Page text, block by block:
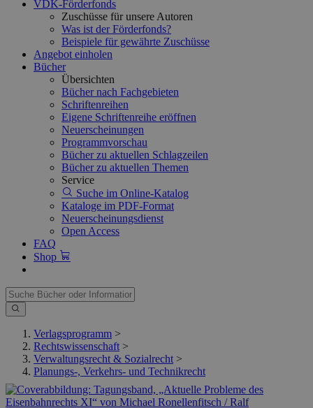
VDK-Förderfonds
Zuschüsse für unsere Autoren
Was ist der Förderfonds?
Beispiele für gewährte Zuschüsse
Angebot einholen
Bücher
Übersichten
Bücher nach Fachgebieten
Schriftenreihen
Eigene Schriftenreihe eröffnen
Neuerscheinungen
Programmvorschau
Bücher zu aktuellen Schlagzeilen
Bücher zu aktuellen Themen
Service
Suche im Online-Katalog
Kataloge im PDF-Format
Neuerscheinungsdienst
Open Access
FAQ
Shop
Verlagsprogramm >
Rechtswissenschaft >
Verwaltungsrecht & Sozialrecht >
Planungs-, Verkehrs- und Technikrecht